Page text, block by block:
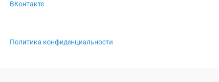
ВКонтакте
Политика конфиденциальности